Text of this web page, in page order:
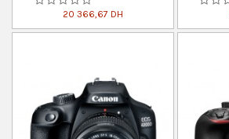
20 366,67 DH